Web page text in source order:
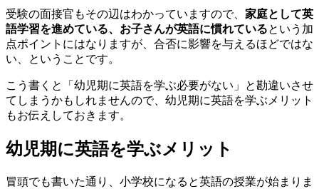
受験の面接官もその辺はわかっていますので、 家庭として英
語学習を進めている、お子さんが英語に慣れているという加
点ポイントにはなりますが、合否に影響を与えるほどではな
い、ということです。
こう書くと「幼児期に英語を学ぶ必要がない」と勘違いさせ
てしまうかもしれませんので、幼児期に英語を学ぶメリット
もお伝えしておきます。
幼児期に英語を学ぶメリット
冒頭でも書いた通り、小学校になると英語の授業が始まりま